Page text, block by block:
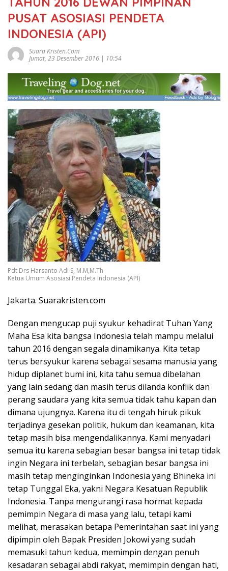
PUSAT ASOSIASI PENDETA
INDONESIA (API)
Suara Kristen.com
Jumat, 23 Desember 2016 | 10:54
Pdt Drs Harsanto Adi S, M.M,M.Th
Ketua Umum Asosiasi Pendeta Indonesia (API)
Jakarta. Suarakristen.com
Dengan mengucap puji syukur kehadirat Tuhan Yang
Maha Esa kita bangsa Indonesia telah mampu melalui
tahun 2016 dengan segala dinamikanya. Kita tetap
terus bersyukur karena sebagai sesama manusia yang
hidup diplanet bumi ini, kita tahu semua dibelahan
yang lain sedang dan masih terus dilanda konflik dan
perang saudara yang kita semua tidak tahu kapan dan
dimana ujungnya. Karena itu di tengah hiruk pikuk
terjadinya gesekan politik, hukum dan keamanan, kita
tetap masih bisa mengendalikannya. Kami menyadari
semua itu karena sebagian besar bangsa ini tetap tidak
ingin Negara ini terbelah, sebagian besar bangsa ini
masih tetap menginginkan Indonesia yang Bhineka ini
tetap Tunggal Eka, yakni Negara Kesatuan Republik
Indonesia. Tanpa mengurangi rasa hormat kepada
pemimpin Negara di masa yang lalu, tetapi kami
melihat, merasakan betapa Pemerintahan saat ini yang
dipimpin oleh Bapak Presiden Jokowi yang sudah
memasuki tahun kedua, memimpin dengan penuh
kesadaran sebagai abdi rakyat, memimpin dengan hati,